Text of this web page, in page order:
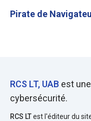
Pirate de
RCS LT, UAB est
cybersécurité.
RCS LTest l'éditeur du